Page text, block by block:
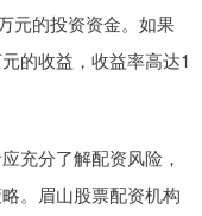
元的投资资金。如果
的收益，收益率高达1
充分了解配资风险，
。眉山股票配资机构